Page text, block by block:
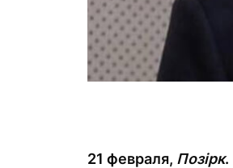
21 февраля, Позірк.